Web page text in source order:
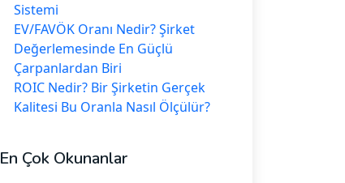
Sistemi
EV/FAVÖK Oranı Nedir? Şirket
Değerlemesinde En Güçlü
Çarpanlardan Biri
ROIC Nedir? Bir Şirketin Gerçek
Kalitesi Bu Oranla Nasıl Ölçülür?
En Çok Okunanlar